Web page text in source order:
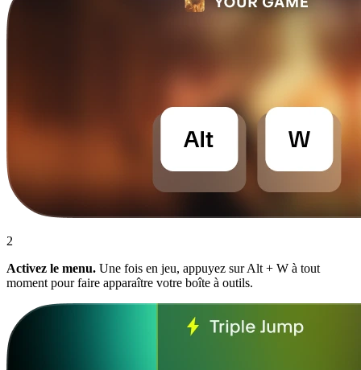
2
Activez le menu. Une fois en jeu, appuyez sur Alt + W à tout
moment pour faire apparaître votre boîte à outils.